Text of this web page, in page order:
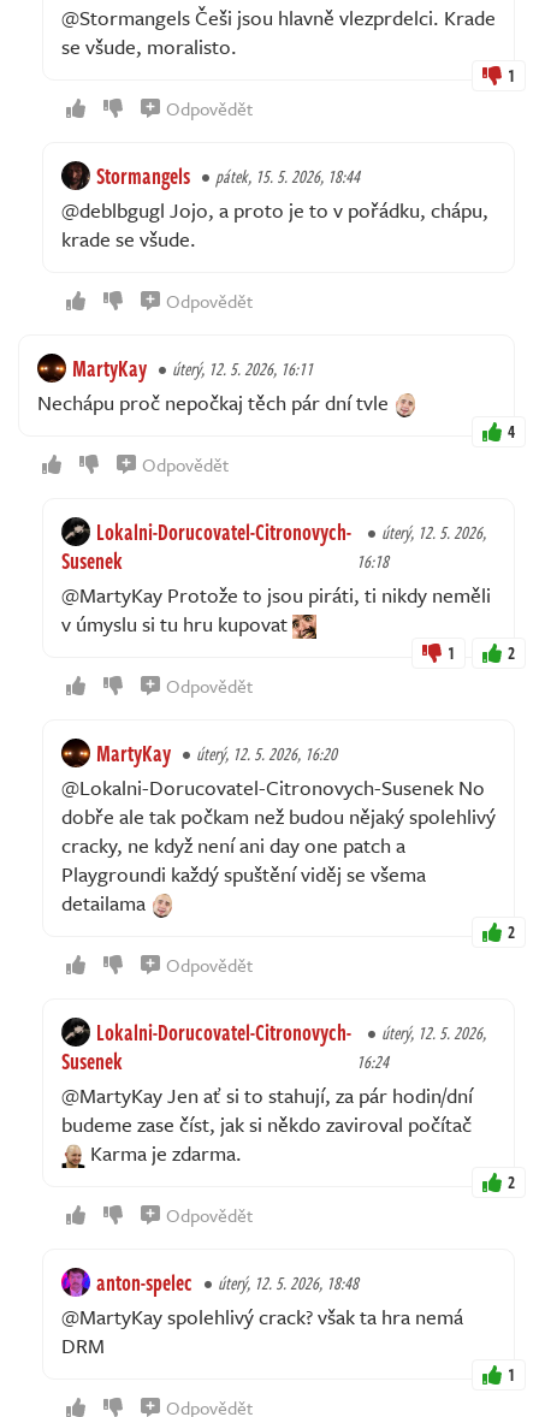
@Stormangels Češi jsou hlavně vlezprdelci. Krade
se všude, moralisto.
1
Odpovědět
Stormangels pátek, 15. 5. 2026, 18:44
@deblbgugl Jojo, a proto je to v pořádku, chápu,
krade se všude.
Odpovědět
MartyKay úterý, 12. 5. 2026, 16:11
Nechápu proč nepočkaj těch pár dní tvle
4
Odpovědět
Lokalni-Dorucovatel-Citronovych-
Susenek
úterý, 12. 5. 2026,
16:18
@MartyKay Protože to jsou piráti, ti nikdy neměli
v úmyslu si tu hru kupovat
1 2
Odpovědět
MartyKay úterý, 12. 5. 2026, 16:20
@Lokalni-Dorucovatel-Citronovych-Susenek No
dobře ale tak počkam než budou nějaký spolehlivý
cracky, ne když není ani day one patch a
Playgroundi každý spuštění viděj se všema
detailama
2
Odpovědět
Lokalni-Dorucovatel-Citronovych-
Susenek
úterý, 12. 5. 2026,
16:24
@MartyKay Jen ať si to stahují, za pár hodin/dní
budeme zase číst, jak si někdo zaviroval počítač
Karma je zdarma.
2
Odpovědět
anton-spelec úterý, 12. 5. 2026, 18:48
@MartyKay spolehlivý crack? však ta hra nemá
DRM
1
Odpovědět